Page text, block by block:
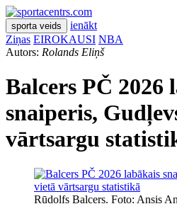
sporta veids
ienākt
Ziņas EIROKAUSI NBA
Autors: Rolands Eliņš
Balcers PČ 2026
snaiperis,
vārtsargu
Rūdolfs Balcers. Foto: Ansis